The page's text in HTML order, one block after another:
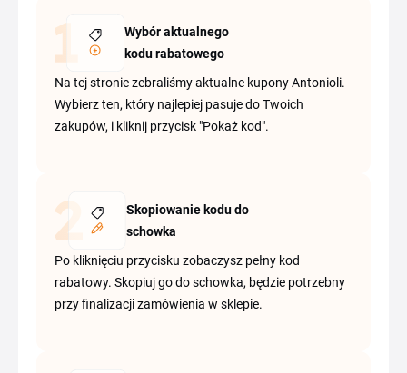
Wybór aktualnego
kodu rabatowego
Na tej stronie zebraliśmy aktualne kupony Antonioli.
Wybierz ten, który najlepiej pasuje do Twoich
zakupów, i kliknij przycisk "Pokaż kod".
Skopiowanie kodu do
schowka
Po kliknięciu przycisku zobaczysz pełny kod
rabatowy. Skopiuj go do schowka, będzie potrzebny
przy finalizacji zamówienia w sklepie.